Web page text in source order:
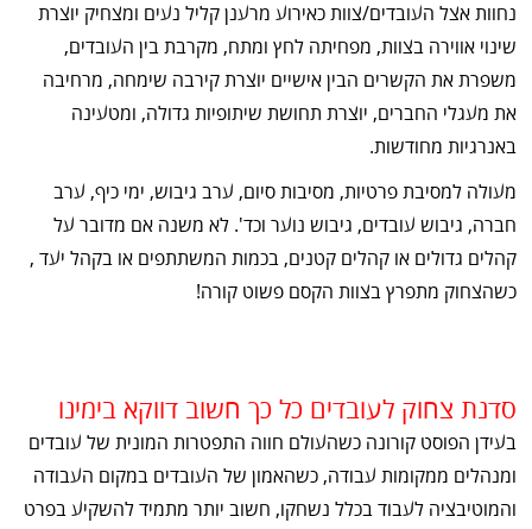
נחוות אצל העובדים/צוות כאירוע מרענן קליל נעים ומצחיק יוצרת
שינוי אווירה בצוות, מפחיתה לחץ ומתח, מקרבת בין העובדים,
משפרת את הקשרים הבין אישיים יוצרת קירבה שימחה, מרחיבה
את מעגלי החברים, יוצרת תחושת שיתופיות גדולה, ומטעינה
באנרגיות מחודשות.
מעולה למסיבת פרטיות, מסיבות סיום, ערב גיבוש, ימי כיף, ערב
חברה, גיבוש עובדים, גיבוש נוער וכד'. לא משנה אם מדובר על
קהלים גדולים או קהלים קטנים, בכמות המשתתפים או בקהל יעד ,
כשהצחוק מתפרץ בצוות הקסם פשוט קורה!
סדנת צחוק לעובדים כל כך חשוב דווקא בימינו
בעידן הפוסט קורונה כשהעולם חווה התפטרות המונית של עובדים
ומנהלים ממקומות עבודה, כשהאמון של העובדים במקום העבודה
והמוטיבציה לעבוד בכלל נשחקו, חשוב יותר מתמיד להשקיע בפרט